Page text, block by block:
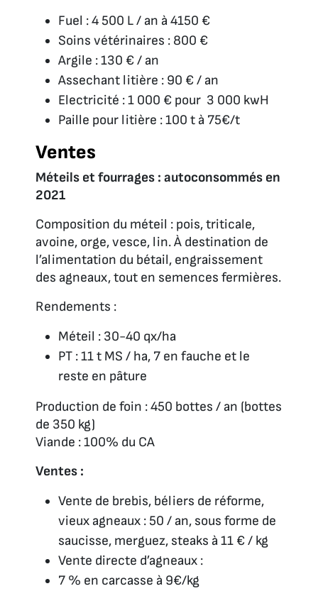
Fuel : 4 500 L / an à 4150 €
Soins vétérinaires : 800 €
Argile : 130 € / an
Assechant litière : 90 € / an
Electricité : 1 000 € pour 3 000 kwH
Paille pour litière : 100 t à 75€/t
Ventes
Méteils et fourrages : autoconsommés en
2021
Composition du méteil : pois, triticale,
avoine, orge, vesce, lin. À destination de
l’alimentation du bétail, engraissement
des agneaux, tout en semences fermières.
Rendements :
Méteil : 30-40 qx/ha
PT : 11 t MS / ha, 7 en fauche et le
reste en pâture
Production de foin : 450 bottes / an (bottes
de 350 kg)
Viande : 100% du CA
Ventes :
Vente de brebis, béliers de réforme,
vieux agneaux : 50 / an, sous forme de
saucisse, merguez, steaks à 11 € / kg
Vente directe d’agneaux :
7 % en carcasse à 9€/kg